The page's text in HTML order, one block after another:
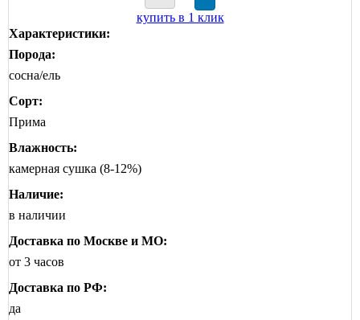
купить в 1 клик
Характеристики:
Порода:
сосна/ель
Сорт:
Прима
Влажность:
камерная сушка (8-12%)
Наличие:
в наличии
Доставка по Москве и МО:
от 3 часов
Доставка по РФ:
да